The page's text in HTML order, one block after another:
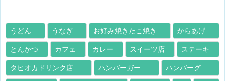
うどん うなぎ お好み焼きたこ焼き からあげ
とんかつ カフェ カレー スイーツ店 ステーキ
タピオカドリンク店 ハンバーガー ハンバーグ